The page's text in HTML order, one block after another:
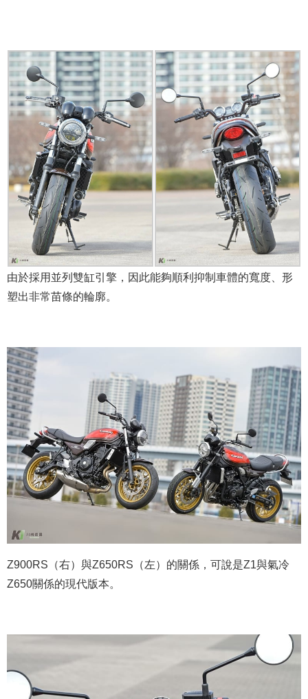
由於採用並列雙缸引擎，因此能夠順利抑制車體的寬度、形
塑出非常苗條的輪廓。
Z900RS（右）與Z650RS（左）的關係，可說是Z1與氣冷
Z650關係的現代版本。